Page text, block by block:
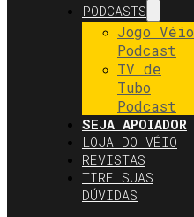
PODCASTS
Jogo Véio
Podcast
TV de
Tubo
Podcast
SEJA APOIADOR
LOJA DO VÉIO
REVISTAS
TIRE SUAS
DÚVIDAS